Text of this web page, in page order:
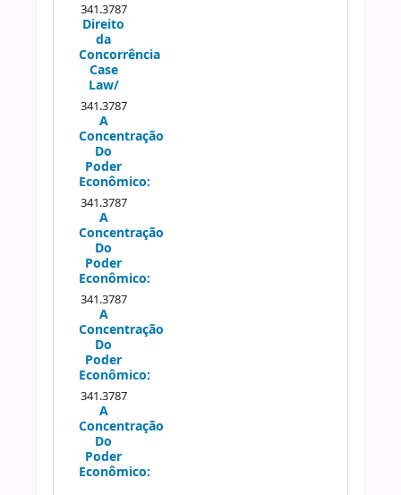
341.3787
Direito
da
Concorrência
Case
Law/
341.3787
A
Concentração
Do
Poder
Econômico:
341.3787
A
Concentração
Do
Poder
Econômico:
341.3787
A
Concentração
Do
Poder
Econômico:
341.3787
A
Concentração
Do
Poder
Econômico: